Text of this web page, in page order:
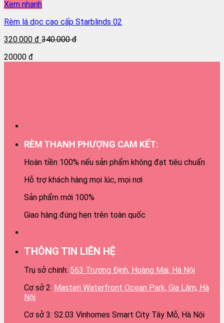
Xem nhanh
Rèm lá dọc cao cấp Starblinds 02
320.000 đ 340.000 đ
20000 đ
RÈM THANH PHƯỢNG CAM KẾT:
Hoàn tiền 100% nếu sản phẩm không đạt tiêu chuẩn
Hỗ trợ khách hàng mọi lúc, mọi nơi
Sản phẩm mới 100%
Giao hàng đúng hẹn trên toàn quốc
THÔNG TIN LIÊN HỆ
Trụ sở chính: 563 Trương Định, Hoàng Mai, Hà Nội
Cơ sở 2: Masteri Waterfront Ocean Park, Gia Lâm, Hà
Nội
Cơ sở 3: S2.03 Vinhomes Smart City Tây Mỗ, Hà Nội